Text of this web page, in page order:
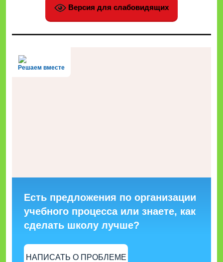
Версия для слабовидящих
Решаем вместе
Есть предложения по организации
учебного процесса или знаете, как
сделать школу лучше?
НАПИСАТЬ О ПРОБЛЕМЕ